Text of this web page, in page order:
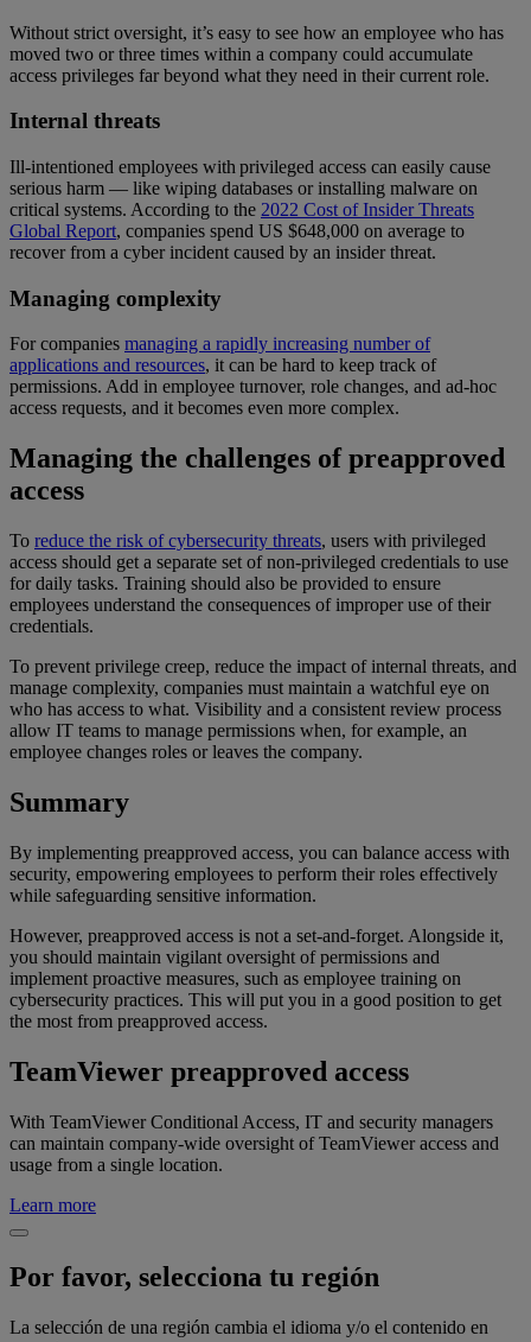
Without strict oversight, it’s easy to see how an employee who has
moved two or three times within a company could accumulate
access privileges far beyond what they need in their current role.
Internal threats
Ill-intentioned employees with privileged access can easily cause
serious harm — like wiping databases or installing malware on
critical systems. According to the 2022 Cost of Insider Threats
Global Report, companies spend US $648,000 on average to
recover from a cyber incident caused by an insider threat.
Managing complexity
For companies managing a rapidly increasing number of
applications and resources, it can be hard to keep track of
permissions. Add in employee turnover, role changes, and ad-hoc
access requests, and it becomes even more complex.
Managing the challenges of preapproved
access
To reduce the risk of cybersecurity threats, users with privileged
access should get a separate set of non-privileged credentials to use
for daily tasks. Training should also be provided to ensure
employees understand the consequences of improper use of their
credentials.
To prevent privilege creep, reduce the impact of internal threats, and
manage complexity, companies must maintain a watchful eye on
who has access to what. Visibility and a consistent review process
allow IT teams to manage permissions when, for example, an
employee changes roles or leaves the company.
Summary
By implementing preapproved access, you can balance access with
security, empowering employees to perform their roles effectively
while safeguarding sensitive information.
However, preapproved access is not a set-and-forget. Alongside it,
you should maintain vigilant oversight of permissions and
implement proactive measures, such as employee training on
cybersecurity practices. This will put you in a good position to get
the most from preapproved access.
TeamViewer preapproved access
With TeamViewer Conditional Access, IT and security managers
can maintain company-wide oversight of TeamViewer access and
usage from a single location.
Learn more
Por favor, selecciona tu región
La selección de una región cambia el idioma y/o el contenido en